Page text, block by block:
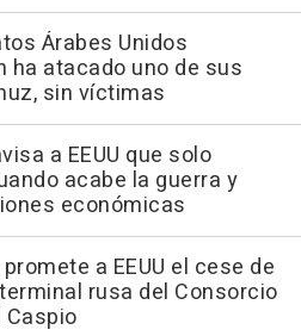
Árabes Unidos
ha atacado uno de sus
sin víctimas
a EEUU que solo
acabe la guerra y
económicas
a EEUU el cese de
rusa del Consorcio
Caspio